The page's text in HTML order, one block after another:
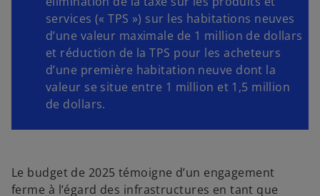
services (« TPS ») sur les habitations neuves
d’une valeur maximale de 1 million de dollars
et réduction de la TPS pour les acheteurs
d’une première habitation neuve dont la
valeur se situe entre 1 million et 1,5 million
de dollars.
Le budget de 2025 témoigne d’un engagement
ferme à l’égard des infrastructures en tant que